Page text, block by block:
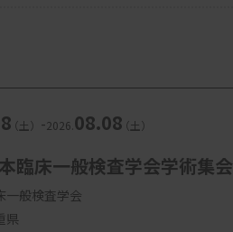
（土） -2026. 08.08（土）
臨床一般検査学会学術集会
一般検査学会
県